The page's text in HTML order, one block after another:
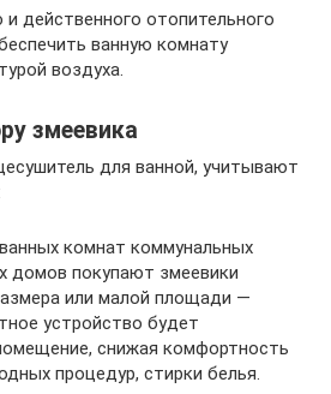
действенного отопительного
ванную комнату
воздуха.
змеевика
для ванной, учитывают
комнат коммунальных
домов покупают змеевики
или малой площади —
устройство будет
снижая комфортность
процедур, стирки белья.